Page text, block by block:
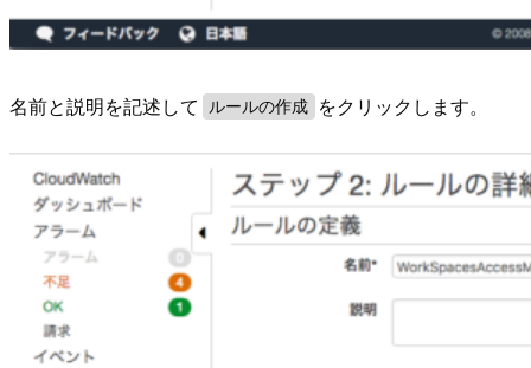
名前と説明を記述して ルールの作成 をクリックします。